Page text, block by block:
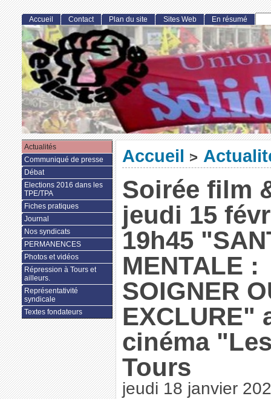
Accueil >
Soirée film
jeudi 15
19h45
MENTALE :
SOIGNER
EXCLURE"
cinéma
Tours
jeudi 18 janvier
Accueil Contact Plan du site Sites Web En résumé
Actualités
Communiqué de presse
Débat
Elections 2016 dans les
TPE/TPA
Fiches pratiques
Journal
Nos syndicats
PERMANENCES
Photos et vidéos
Répression à Tours et
ailleurs.
Représentativité
syndicale
Textes fondateurs